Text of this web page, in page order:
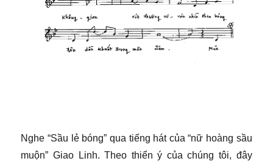
Nghe “Sầu lẻ bóng” qua tiếng hát của “nữ hoàng sầu
muộn” Giao Linh. Theo thiển ý của chúng tôi, đây